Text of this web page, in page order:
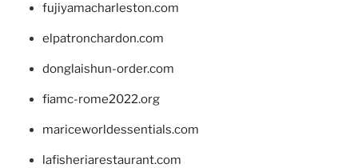
fujiyamacharleston.com
elpatronchardon.com
donglaishun-order.com
fiamc-rome2022.org
mariceworldessentials.com
lafisheriarestaurant.com